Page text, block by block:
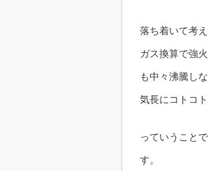
ホ
ー
ー
は
落ち着いて考
ガス換算で強
も中々沸騰し
気長にコトコ
っていうこと
す。